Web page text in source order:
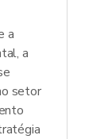
a
a
setor